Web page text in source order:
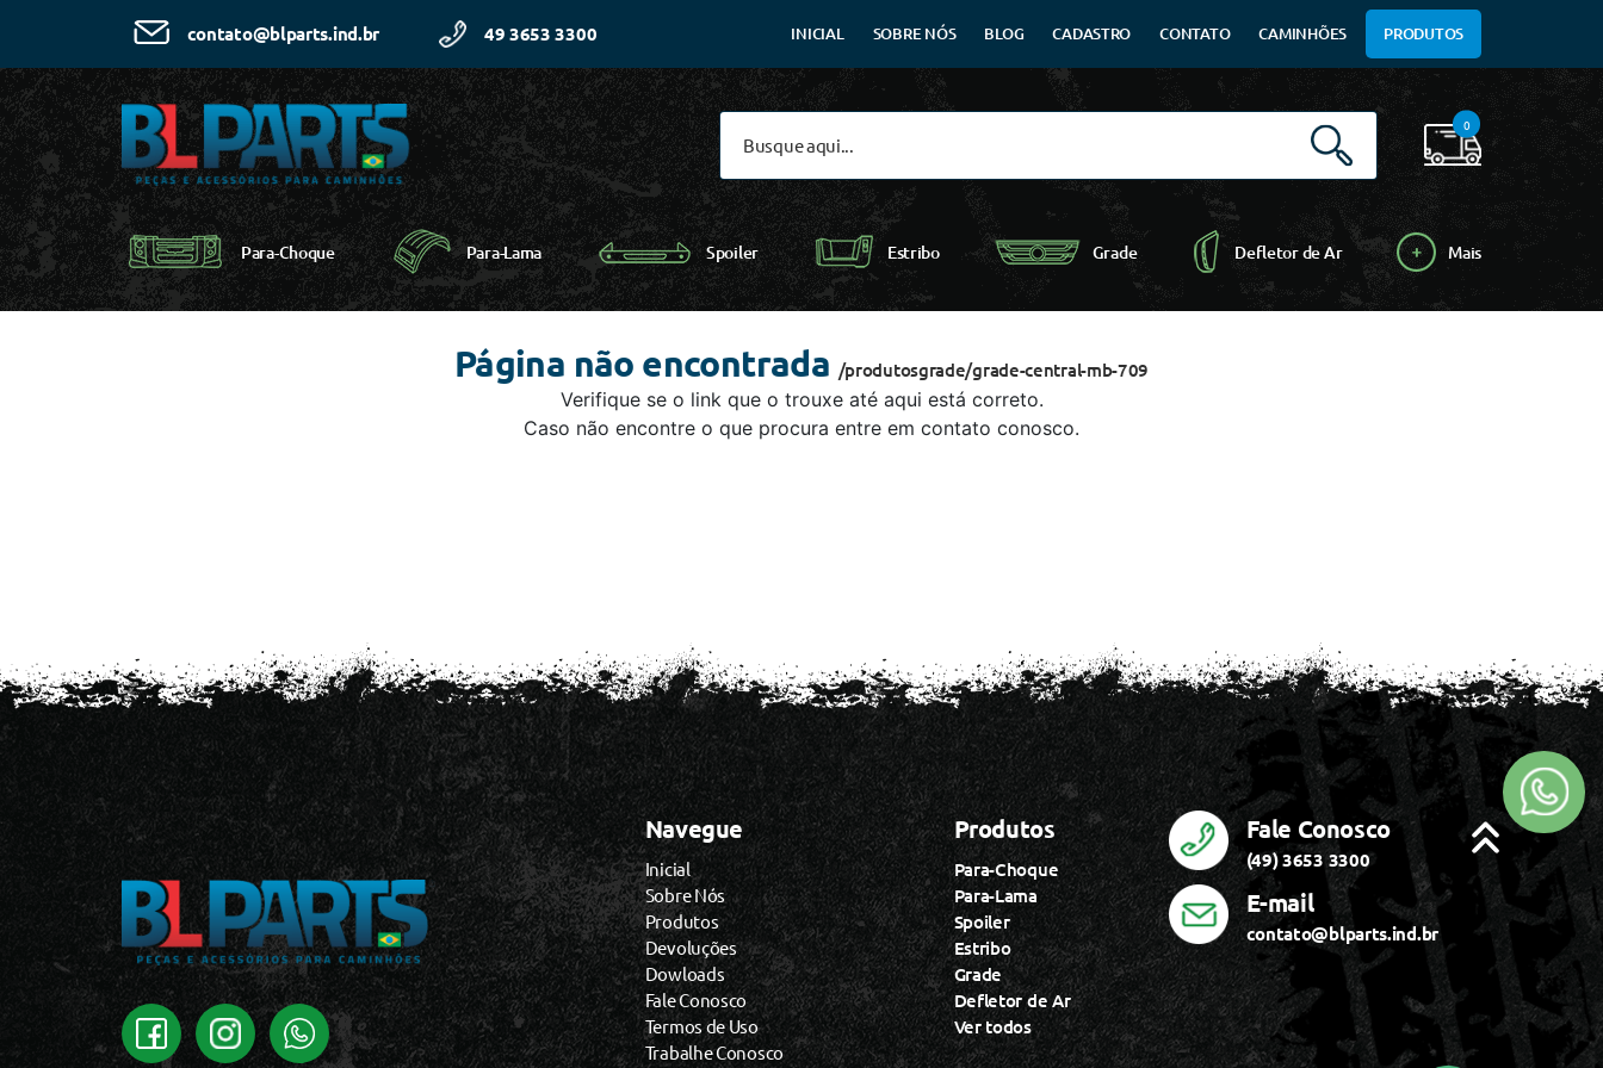
contato@blparts.ind.br 49 3653 3300 INICIAL SOBRE NÓS BLOG CADASTRO CONTATO CAMINHÕES PRODUTOS
0
Para-Choque Para-Lama Spoiler Estribo Grade Defletor de Ar Mais
Página não encontrada /produtosgrade/grade-central-mb-709
Verifique se o link que o trouxe até aqui está correto.
Caso não encontre o que procura entre em contato conosco.
Navegue
Inicial
Sobre Nós
Produtos
Devoluções
Dowloads
Fale Conosco
Termos de Uso
Trabalhe Conosco
Produtos
Para-Choque
Para-Lama
Spoiler
Estribo
Grade
Defletor de Ar
Ver todos
Fale Conosco
(49) 3653 3300
E-mail
contato@blparts.ind.br